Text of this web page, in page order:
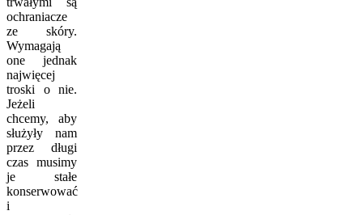
ochraniacze
ze skóry.
Wymagają
one jednak
najwięcej
troski o nie.
Jeżeli
chcemy, aby
służyły nam
przez długi
czas musimy
je stałe
konserwować
i